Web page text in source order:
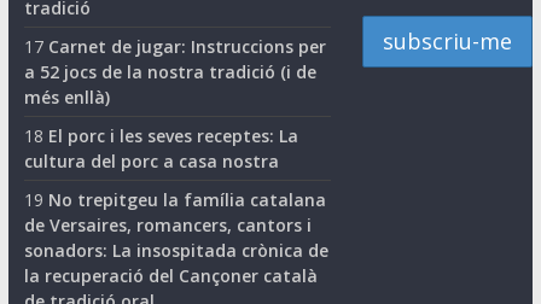
tradició
17 Carnet de jugar: Instruccions per
a 52 jocs de la nostra tradició (i de
més enllà)
18 El porc i les seves receptes: La
cultura del porc a casa nostra
19 No trepitgeu la família catalana
de Versaires, romancers, cantors i
sonadors: La insospitada crònica de
la recuperació del Cançoner català